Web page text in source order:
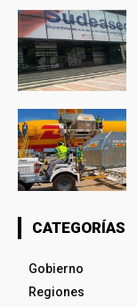
CATEGORÍAS
Gobierno
Regiones